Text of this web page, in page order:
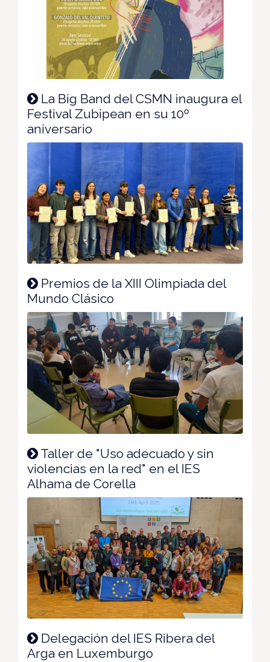
La Big Band del CSMN inaugura el
Festival Zubipean en su 10º
aniversario
Premios de la XIII Olimpiada del
Mundo Clásico
Taller de "Uso adecuado y sin
violencias en la red" en el IES
Alhama de Corella
Delegación del IES Ribera del
Arga en Luxemburgo